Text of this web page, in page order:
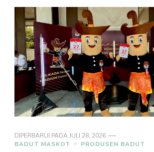
DIPERBARUI PADAJULI 28, 2026
BADUT MASKOT
PRODUSEN BADUT